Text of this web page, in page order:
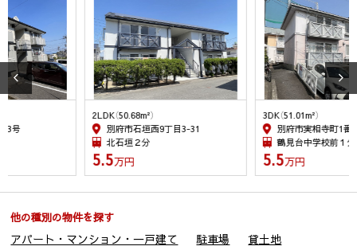
賃貸管理運営会社等。
(4) 賃料収納に関する大分銀行などの金融機関等
(5) 賃料債務保証に関わる家賃保証会社
４．個人情報を共同利用する場合
当社は下記のとおりお客様の個人情報を共同利用いたします。
なお、共同利用させていただくにあたっては、公正競争の確保
に十分配慮いたします。
〔共同して利用するお客様情報〕
・お客様基本情報（氏名、住所、電話番号、メールアドレス等）
・新しく居住される物件に関する情報（所在地、賃料、設備等）
〔共同利用する者の範囲〕
・株式会社マネージメント保証
別府市石垣西9丁目3-31
別府市実相寺町1番1号
鶴見台中学校前１分
他の種別の物件を探す
アパート・マンション・一戸建て 駐車場
貸土地